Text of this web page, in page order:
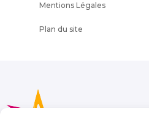
Mentions Légales
Plan du site